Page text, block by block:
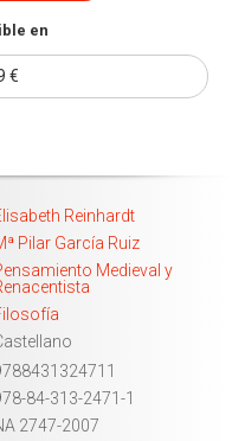
en
€
Reinhardt
Pilar García Ruiz
Medieval y
84-313-2471-1
2747-2007